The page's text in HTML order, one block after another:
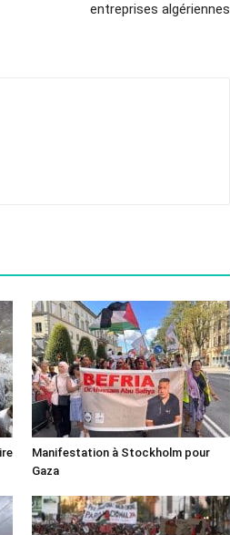
entreprises algériennes
Manifestation à Stockholm pour
Gaza